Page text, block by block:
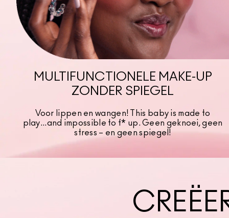
MULTIFUNCTIONELE MAKE-UP
ZONDER SPIEGEL
Voor lippen en wangen! This baby is made to
play...and impossible to f* up. Geen geknoei, geen
stress – en geen spiegel!